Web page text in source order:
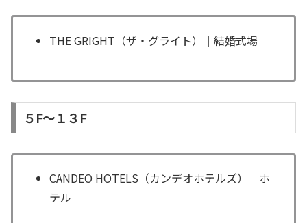
THE GRIGHT（ザ・グライト）｜結婚式場
５F～１３F
CANDEO HOTELS（カンデオホテルズ）｜ホ
テル